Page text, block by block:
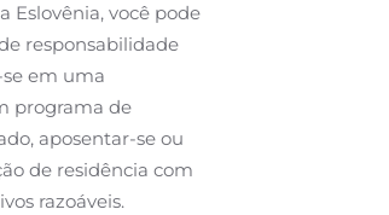
Eslovênia, você pode
responsabilidade
em uma
programa de
aposentar-se ou
de residência com
razoáveis.